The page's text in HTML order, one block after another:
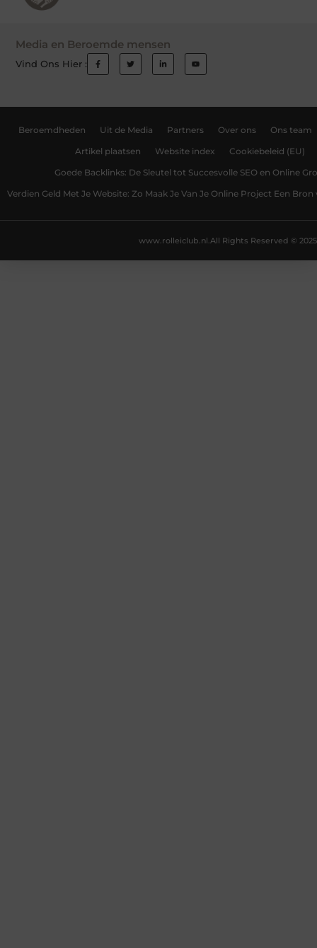
Media en Beroemde mensen
Vind Ons Hier :
Beroemdheden Uit de Media Partners Over ons Ons team
Artikel plaatsen Website index Cookiebeleid (EU)
Goede Backlinks: De Sleutel tot Succesvolle SEO en Online
Verdien Geld Met Je Website: Zo Maak Je Van Je Online Project Een
All Rights Reserved © 2025
www.rolleiclub.nl.